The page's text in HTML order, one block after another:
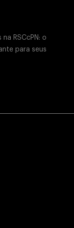
RSCcPN: o
para seus